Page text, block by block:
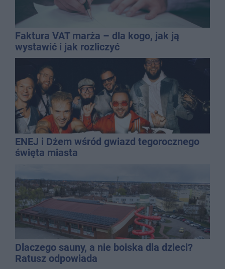
Faktura VAT marża – dla kogo, jak ją
wystawić i jak rozliczyć
ENEJ i Dżem wśród gwiazd tegorocznego
święta miasta
Dlaczego sauny, a nie boiska dla dzieci?
Ratusz odpowiada